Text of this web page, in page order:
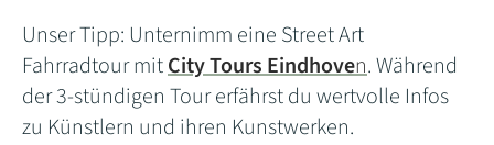
Unser Tipp: Unternimm eine Street Art
Fahrradtour mitCity Tours Eindhoven. Während
der 3-stündigen Tour erfährst du wertvolle Infos
zu Künstlern und ihren Kunstwerken.